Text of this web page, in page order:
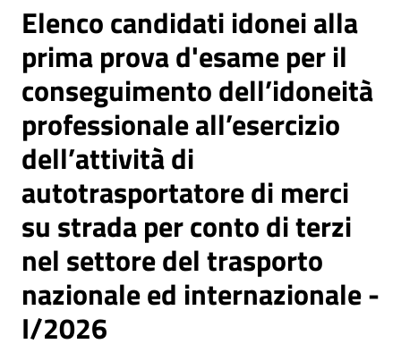
Elenco candidati idonei alla
prima prova d'esame per il
conseguimento dell’idoneità
professionale all’esercizio
dell’attività di
autotrasportatore di merci
su strada per conto di terzi
nel settore del trasporto
nazionale ed internazionale -
I/2026